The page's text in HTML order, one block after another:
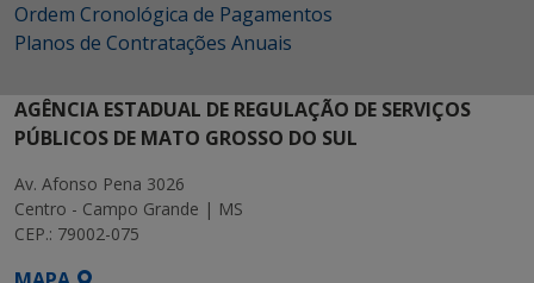
Ordem Cronológica de Pagamentos
Planos de Contratações Anuais
AGÊNCIA ESTADUAL DE REGULAÇÃO DE SERVIÇOS
PÚBLICOS DE MATO GROSSO DO SUL
Av. Afonso Pena 3026
Centro - Campo Grande | MS
CEP.: 79002-075